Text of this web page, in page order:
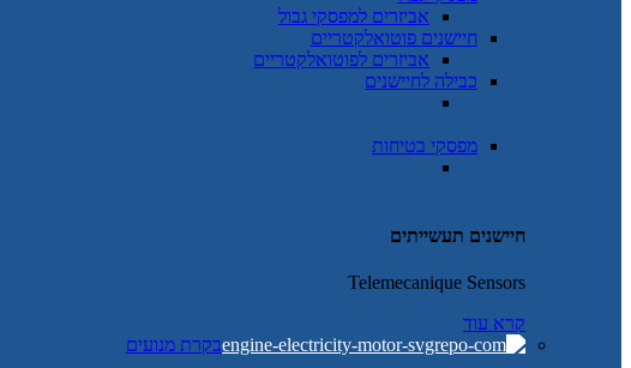
אביזרים למפסקי גבול
חיישנים פוטואלקטריים
אביזרים לפוטואלקטריים
כבילה לחיישנים
מפסקי בטיחות
חיישנים תעשייתים
Telemecanique Sensors
קרא עוד
בקרת מנועים